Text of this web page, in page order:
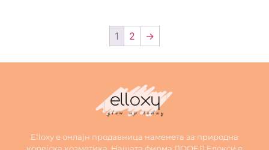
1 2 →
Elloxy е онлајн продавница наменета за природна
корејска козметика. Нашата фирма ДООЕЛ Елокси е